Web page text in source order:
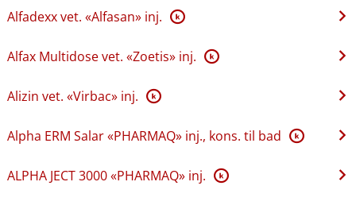
Alfadexx vet. «Alfasan» inj. K
Alfax Multidose vet. «Zoetis» inj. K
Alizin vet. «Virbac» inj. K
Alpha ERM Salar «PHARMAQ» inj., kons. til bad K
ALPHA JECT 3000 «PHARMAQ» inj. K